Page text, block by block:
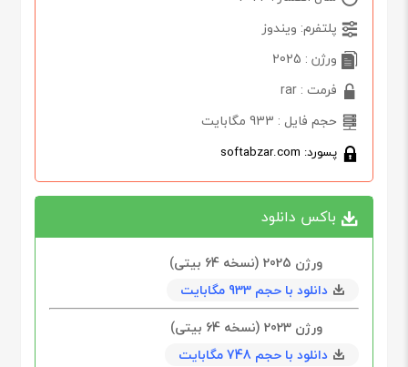
پلتفرم: ویندوز
ورژن : 2025
فرمت : rar
حجم فایل : 933 مگابایت
پسورد: softabzar.com
باکس دانلود
ورژن 2025 (نسخه 64‏ بیتی)
دانلود با حجم 933 مگابايت
ورژن 2023 (نسخه 64‏ بیتی)
دانلود با حجم 748 مگابايت